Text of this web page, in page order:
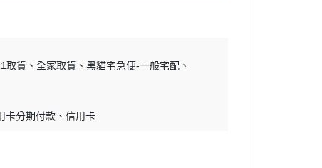
取貨 全家取貨
黑貓宅急便-一般宅配
卡分期付款 信用卡